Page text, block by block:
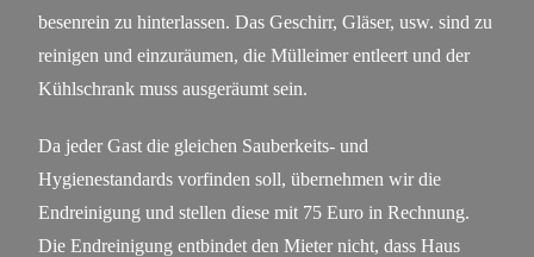
besenrein zu hinterlassen. Das Geschirr, Gläser, usw. sind zu
reinigen und einzuräumen, die Mülleimer entleert und der
Kühlschrank muss ausgeräumt sein.
Da jeder Gast die gleichen Sauberkeits- und
Hygienestandards vorfinden soll, übernehmen wir die
Endreinigung und stellen diese mit 75 Euro in Rechnung.
Die Endreinigung entbindet den Mieter nicht, dass Haus